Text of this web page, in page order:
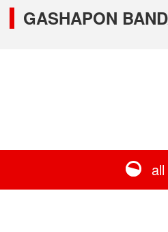
GASHAPON